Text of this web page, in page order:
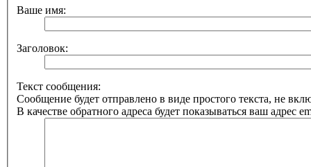
Ваше имя:
Заголовок:
Текст сообщения:
Сообщение будет отправлено в виде простого текста, не
В качестве обратного адреса будет показываться ваш адрес